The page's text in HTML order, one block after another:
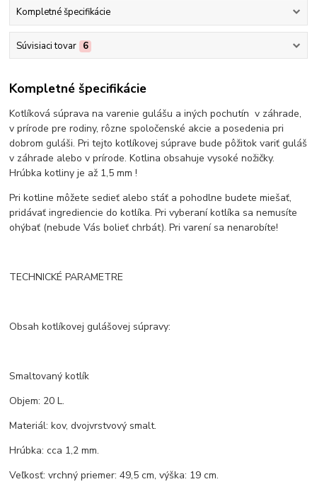
Kompletné špecifikácie
Súvisiaci tovar 6
Kompletné špecifikácie
Kotlíková súprava na varenie gulášu a iných pochutín v záhrade,
v prírode pre rodiny, rôzne spoločenské akcie a posedenia pri
dobrom guláši. Pri tejto kotlíkovej súprave bude pôžitok variť guláš
v záhrade alebo v prírode. Kotlina obsahuje vysoké nožičky.
Hrúbka kotliny je až 1,5 mm !
Pri kotline môžete sedieť alebo stáť a pohodlne budete miešať,
pridávať ingrediencie do kotlíka. Pri vyberaní kotlíka sa nemusíte
ohýbať (nebude Vás bolieť chrbát). Pri varení sa nenarobíte!
TECHNICKÉ PARAMETRE
Obsah kotlíkovej gulášovej súpravy:
Smaltovaný kotlík
Objem: 20 L.
Materiál: kov, dvojvrstvový smalt.
Hrúbka: cca 1,2 mm.
Veľkosť: vrchný priemer: 49,5 cm, výška: 19 cm.